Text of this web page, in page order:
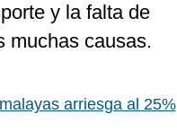
y la falta de
muchas causas.
arriesga al 25%